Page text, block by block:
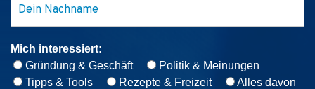
Mich interessiert:
Gründung & Geschäft
Politik & Meinungen
Tipps & Tools
Rezepte & Freizeit Alles davon